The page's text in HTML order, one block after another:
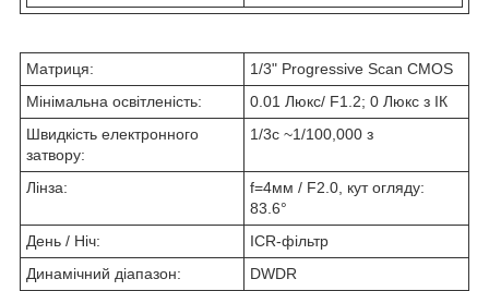
Матриця:
1/3" Progressive Scan CMOS
Мінімальна освітленість:
0.01 Люкс/ F1.2; 0 Люкс з ІК
Швидкість електронного
затвору:
1/3с ~1/100,000 з
Лінза:
f=4мм / F2.0, кут огляду:
83.6°
День / Ніч:
ICR-фільтр
Динамічний діапазон:
DWDR